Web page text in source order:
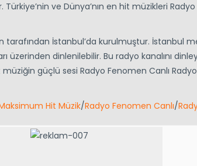
ve Dünya’nın en hit müzikleri Radyo
tarafından İstanbul’da kurulmuştur. İstanbul
üzerinden dinlenilebilir. Bu radyo kanalını
güçlü sesi Radyo Fenomen Canlı
Hit Müzik/Radyo Fenomen Canlı/